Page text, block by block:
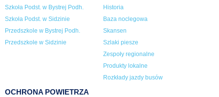
Szkoła Podst. w Bystrej Podh.
Szkoła Podst. w Sidzinie
Przedszkole w Bystrej Podh.
Przedszkole w Sidzinie
Historia
Baza noclegowa
Skansen
Szlaki piesze
Zespoły regionalne
Produkty lokalne
Rozkłady jazdy busów
OCHRONA POWIETRZA